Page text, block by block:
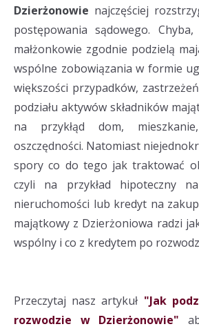
Dzierżonowie najczęściej
postępowania sądowego.
małżonkowie zgodnie podzielą
wspólne zobowiązania w formie
większości przypadków,
podziału aktywów składników
na przykłąd dom,
oszczędności. Natomiast
spory co do tego jak traktować
czyli na przykład hipoteczny
nieruchomości lub kredyt na
majątkowy z Dzierżoniowa radzi
wspólny i co z kredytem po
Przeczytaj nasz artykuł "Jak
rozwodzie w Dzierżonowie"